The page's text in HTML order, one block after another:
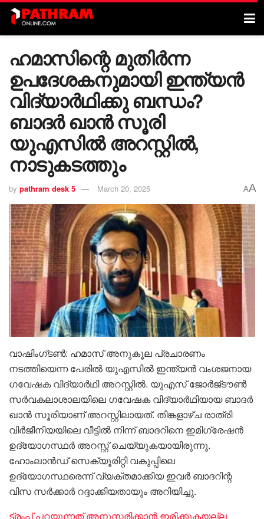
ഹമാസിന്റെ മുതിർന്ന
ഉപദേശകനുമായി ഇന്ത്യൻ
വിദ്യാർഥിക്കു ബന്ധം?
ബാദർ ഖാൻ സൂരി
യുഎസിൽ അറസ്റ്റിൽ,
നാടുകടത്തും
by pathram desk 5 March 20, 2025 AA
വാഷിംഗ്‌ടൺ: ഹമാസ് അനുകൂല പ്രചാരണം
നടത്തിയെന്ന പേരിൽ യുഎസിൽ ഇന്ത്യൻ വംശജനായ ​
ഗവേഷക വിദ്യാർഥി അറസ്റ്റിൽ. യുഎസ് ജോർജ്‌ടൗൺ
സർവകലാശാലയിലെ ഗവേഷക വിദ്യാർഥിയായ ബാദർ
ഖാൻ സൂരിയാണ് അറസ്റ്റിലായത്. തിങ്കളാഴ്‌ച രാത്രി
വിർജീനിയയിലെ വീട്ടിൽ നിന്ന് ബാദറിനെ ഇമിഗ്രേഷൻ
ഉദ്യോഗസ്ഥർ അറസ്റ്റ് ചെയ്യുകയായിരുന്നു.
ഹോംലാൻഡ് സെക്യൂരിറ്റി വകുപ്പിലെ
ഉദ്യോഗസ്ഥരെന്ന് വ്യക്തമാക്കിയ ഇവർ ബാദറിന്റ
വിസ സർക്കാർ റദ്ദാക്കിയതായും അറിയിച്ചു.
ട്രംപ് പറയുന്നത് അനുസരിക്കാൻ ഇരിക്കുകയല്ല